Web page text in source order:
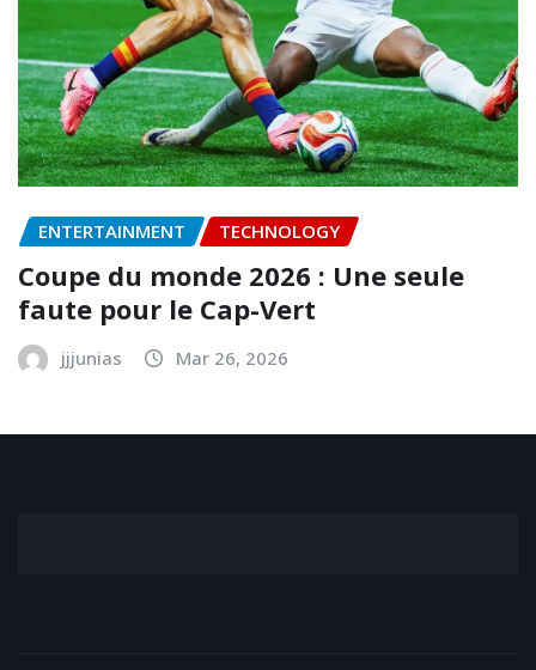
ENTERTAINMENT TECHNOLOGY
Coupe du monde 2026 : Une seule
faute pour le Cap-Vert
jjjunias Mar 26, 2026